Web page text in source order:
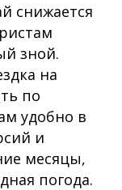
снижается
зной.
на
по
удобно в
и
месяцы,
погода.